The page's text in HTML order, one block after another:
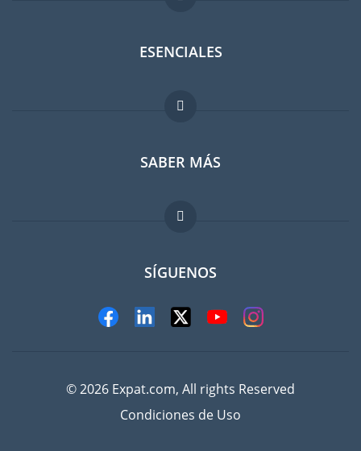
ESENCIALES
Foro para expatriados
Guia para expatriados
Trabajos en el extranjero
SABER MÁS
FAQ
SÍGUENOS
© 2026 Expat.com, All rights Reserved
Condiciones de Uso